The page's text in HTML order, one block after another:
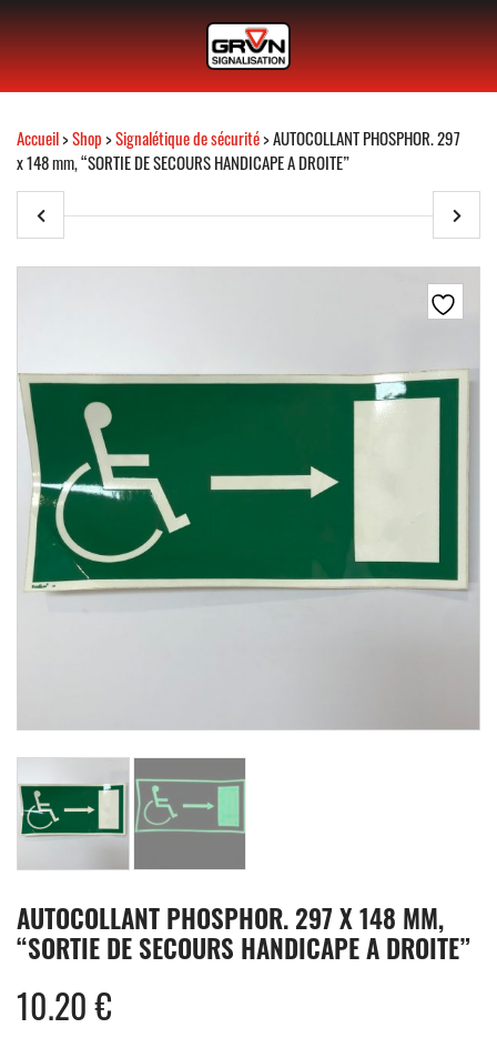
Accueil>Shop>Signalétique de sécurité> AUTOCOLLANT PHOSPHOR. 297
x 148 mm, “SORTIE DE SECOURS HANDICAPE A DROITE”
AUTOCOLLANT PHOSPHOR. 297 X 148 MM,
“SORTIE DE SECOURS HANDICAPE A DROITE”
10.20€